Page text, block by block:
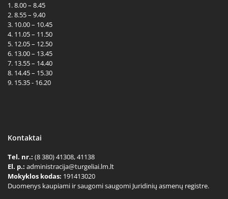
1. 8.00 – 8.45
2. 8.55 – 9.40
3. 10.00 – 10.45
4. 11.05 – 11.50
5. 12.05 – 12.50
6. 13.00 – 13.45
7. 13.55 – 14.40
8. 14.45 – 15.30
9. 15.35 - 16.20
Kontaktai
Tel. nr.: (8 380) 41308, 41138
El. p.: administracija@turgeliai.lm.lt
Mokyklos kodas: 191413020
Duomenys kaupiami ir saugomi saugomi Juridinių asmenų registre.